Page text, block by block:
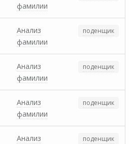
фамилии
Анализ
фамилии
поденщик
Анализ
фамилии
поденщик
Анализ
фамилии
поденщик
Анализ
поденщик